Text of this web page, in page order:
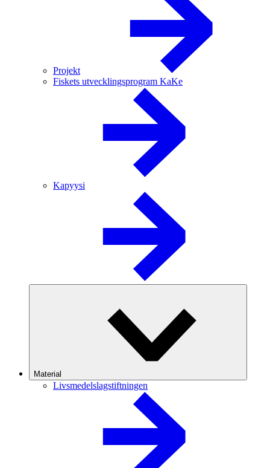
Projekt
Fiskets utvecklingsprogram KaKe
Kapyysi
Material
Livsmedelslagstiftningen